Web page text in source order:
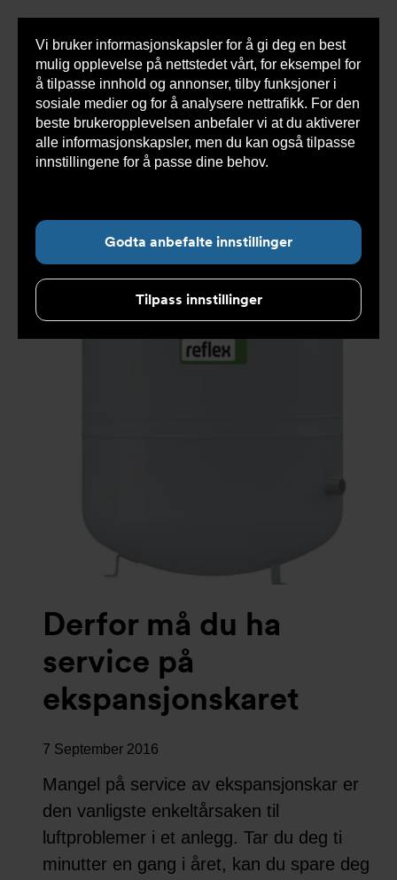
Vi bruker informasjonskapsler for å gi deg en best
mulig opplevelse på nettstedet vårt, for eksempel for
å tilpasse innhold og annonser, tilby funksjoner i
sosiale medier og for å analysere nettrafikk. For den
beste brukeropplevelsen anbefaler vi at du aktiverer
alle informasjonskapsler, men du kan også tilpasse
innstillingene for å passe dine behov.
Godta anbefalte innstillinger
Tilpass innstillinger
Du
her:
Armatec > Nyheter > Nyhetsarkiv >
Derfor må du
ha service på ekspansjonskaret
Derfor må du ha
service på
ekspansjonskaret
7 September 2016
Mangel på service av ekspansjonskar er
den vanligste enkeltårsaken til
luftproblemer i et anlegg. Tar du deg ti
minutter en gang i året, kan du spare deg